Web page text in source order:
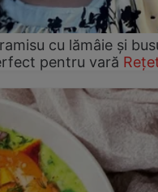
cu lămâie și
pentru vară